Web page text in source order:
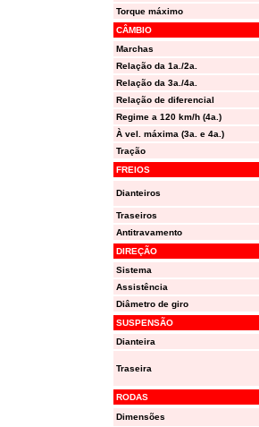
Torque máximo
CÂMBIO
Marchas
Relação da 1a./2a.
Relação da 3a./4a.
Relação de diferencial
Regime a 120 km/h (4a.)
À vel. máxima (3a. e 4a.)
Tração
FREIOS
Dianteiros
Traseiros
Antitravamento
DIREÇÃO
Sistema
Assistência
Diâmetro de giro
SUSPENSÃO
Dianteira
Traseira
RODAS
Dimensões